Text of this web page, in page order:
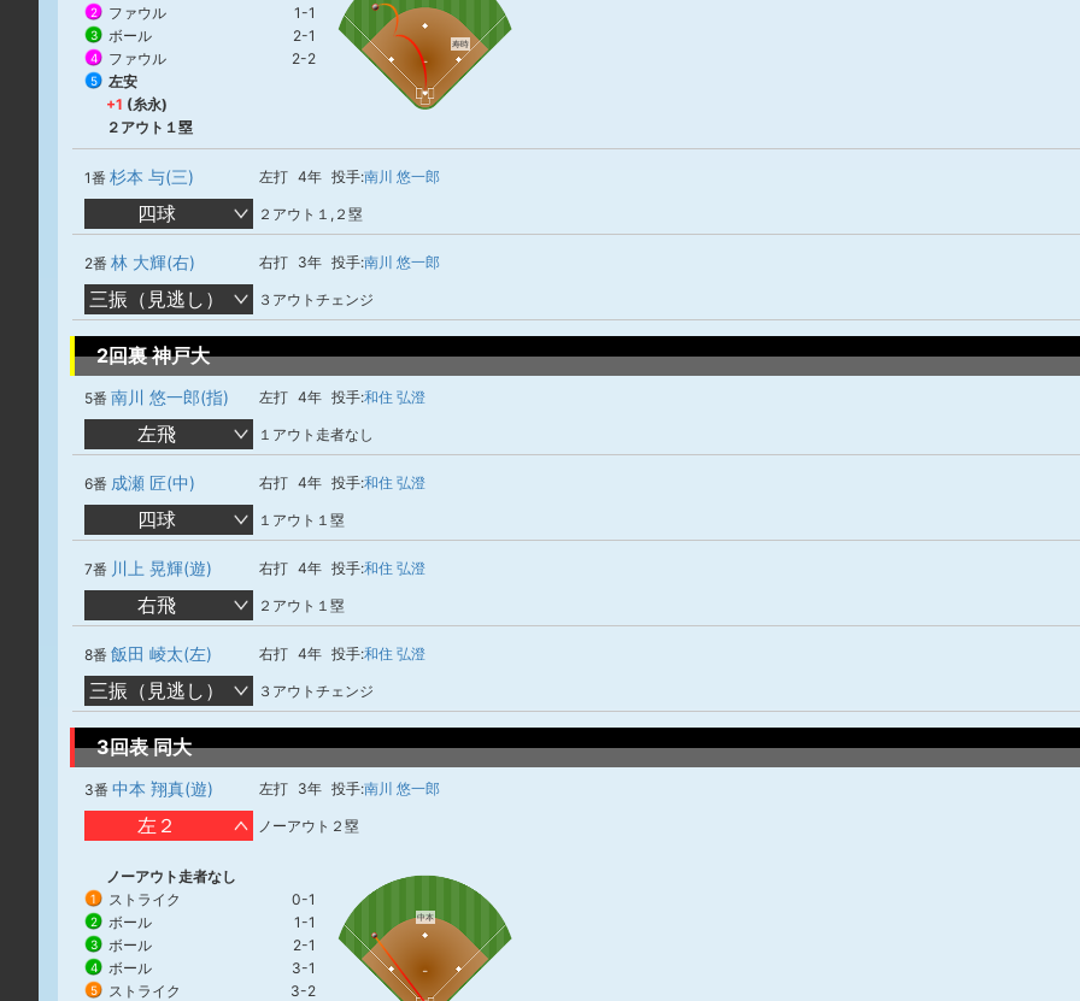
2 ファウル 1-1
3 ボール 2-1
4 ファウル 2-2
5
左安
+1 (糸永)
２アウト１塁
寿時
1番 杉本 与(三) 左打 4年 投手:南川 悠一郎
四球 ２アウト１,２塁
2番 林 大輝(右) 右打 3年 投手:南川 悠一郎
三振（見逃し） ３アウトチェンジ
2回裏 神戸大
5番 南川 悠一郎(指) 左打 4年 投手:和住 弘澄
左飛 １アウト走者なし
6番 成瀬 匠(中) 右打 4年 投手:和住 弘澄
四球 １アウト１塁
7番 川上 晃輝(遊) 右打 4年 投手:和住 弘澄
右飛 ２アウト１塁
8番 飯田 崚太(左) 右打 4年 投手:和住 弘澄
三振（見逃し） ３アウトチェンジ
3回表 同大
3番 中本 翔真(遊) 左打 3年 投手:南川 悠一郎
左２ ノーアウト２塁
ノーアウト走者なし
1 ストライク 0-1
2 ボール 1-1
3 ボール 2-1
4 ボール 3-1
5 ストライク 3-2
中本